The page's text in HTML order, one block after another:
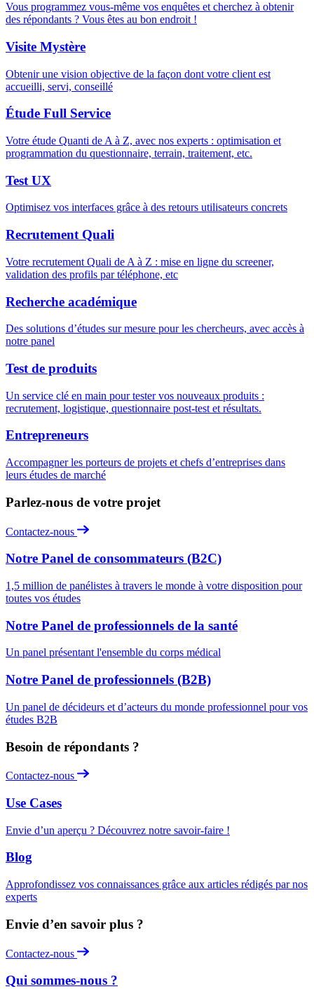
Vous programmez vous-même vos enquêtes et cherchez à obtenir
des répondants ? Vous êtes au bon endroit !
Visite Mystère
Obtenir une vision objective de la façon dont votre client est
accueilli, servi, conseillé
Étude Full Service
Votre étude Quanti de A à Z, avec nos experts : optimisation et
programmation du questionnaire, terrain, traitement, etc.
Test UX
Optimisez vos interfaces grâce à des retours utilisateurs concrets
Recrutement Quali
Votre recrutement Quali de A à Z : mise en ligne du screener,
validation des profils par téléphone, etc
Recherche académique
Des solutions d’études sur mesure pour les chercheurs, avec accès à
notre panel
Test de produits
Un service clé en main pour tester vos nouveaux produits :
recrutement, logistique, questionnaire post-test et résultats.
Entrepreneurs
Accompagner les porteurs de projets et chefs d’entreprises dans
leurs études de marché
Parlez-nous de votre projet
Contactez-nous
Notre Panel de consommateurs (B2C)
1,5 million de panélistes à travers le monde à votre disposition pour
toutes vos études
Notre Panel de professionnels de la santé
Un panel présentant l'ensemble du corps médical
Notre Panel de professionnels (B2B)
Un panel de décideurs et d’acteurs du monde professionnel pour vos
études B2B
Besoin de répondants ?
Contactez-nous
Use Cases
Envie d’un aperçu ? Découvrez notre savoir-faire !
Blog
Approfondissez vos connaissances grâce aux articles rédigés par nos
experts
Envie d’en savoir plus ?
Contactez-nous
Qui sommes-nous ?